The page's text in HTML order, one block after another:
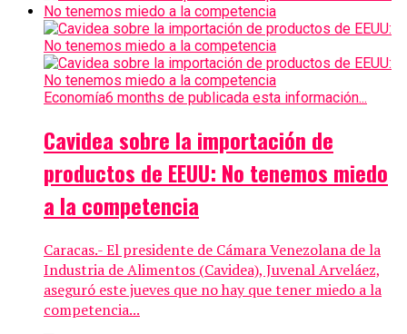
Economía6 months de publicada esta información...
Cavidea sobre la importación de
productos de EEUU: No tenemos miedo
a la competencia
Caracas.- El presidente de Cámara Venezolana de la
Industria de Alimentos (Cavidea), Juvenal Arveláez,
aseguró este jueves que no hay que tener miedo a la
competencia...